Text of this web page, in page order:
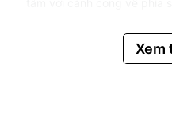
Tích hợp bảo vệ quá nhiệt
Xem